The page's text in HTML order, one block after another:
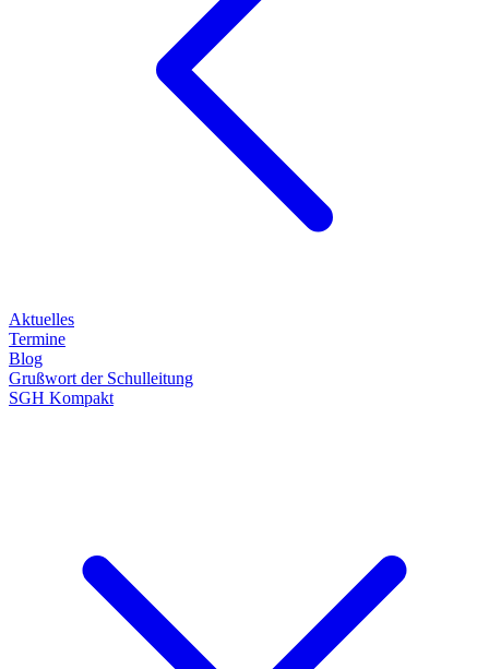
Aktuelles
Termine
Blog
Grußwort der Schulleitung
SGH Kompakt